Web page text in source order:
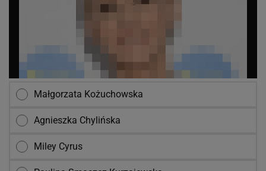
Małgorzata Kożuchowska
Agnieszka Chylińska
Miley Cyrus